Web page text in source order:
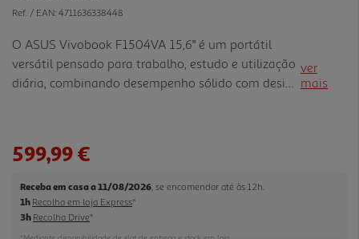
Ref. / EAN: 4711636338448
O ASUS Vivobook F1504VA 15,6" é um portátil
versátil pensado para trabalho, estudo e utilização
diária, combinando desempenho sólido com design
dia, oferecendo uma experiência rápida e eficiente.
proporciona arranque rápido, carregamento ágil de
aplicações e amplo espaço de armazenamento,
ver
mais
599,99 €
Receba em casa a 11/08/2026 , se encomendar até às 12h.
1h Recolha em loja Express*
3h Recolha Drive*